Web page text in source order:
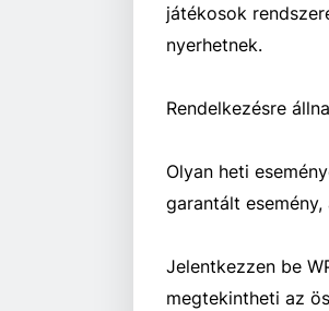
játékosok
nyerhetnek.
Rendelkezésre
Olyan heti
garantált
Jelentkezzen be
megtekintheti az